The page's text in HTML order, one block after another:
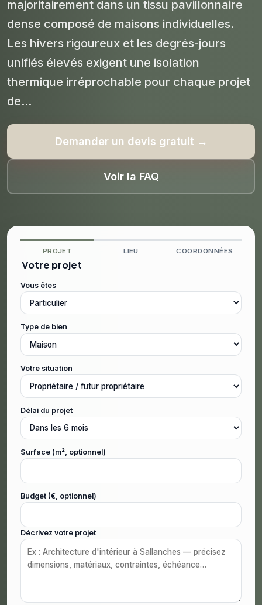
majoritairement dans un tissu pavillonnaire
dense composé de maisons individuelles.
Les hivers rigoureux et les degrés-jours
unifiés élevés exigent une isolation
thermique irréprochable pour chaque projet
de...
Demander un devis gratuit →
Voir la FAQ
PROJET LIEU COORDONNÉES
Votre projet
Vous êtes
Type de bien
Votre situation
Délai du projet
Surface (m², optionnel)
Budget (€, optionnel)
Décrivez votre projet